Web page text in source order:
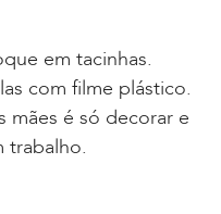
em tacinhas.
com filme plástico.
mães é só decorar e
trabalho.